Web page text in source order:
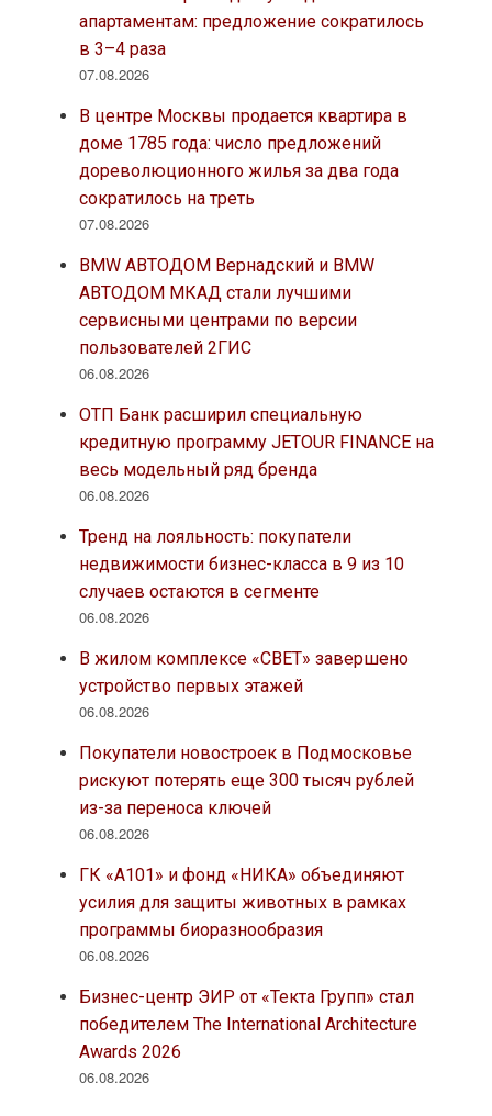
апартаментам: предложение сократилось
в 3–4 раза
07.08.2026
В центре Москвы продается квартира в
доме 1785 года: число предложений
дореволюционного жилья за два года
сократилось на треть
07.08.2026
BMW АВТОДОМ Вернадский и BMW
АВТОДОМ МКАД стали лучшими
сервисными центрами по версии
пользователей 2ГИС
06.08.2026
ОТП Банк расширил специальную
кредитную программу JETOUR FINANCE на
весь модельный ряд бренда
06.08.2026
Тренд на лояльность: покупатели
недвижимости бизнес-класса в 9 из 10
случаев остаются в сегменте
06.08.2026
В жилом комплексе «СВЕТ» завершено
устройство первых этажей
06.08.2026
Покупатели новостроек в Подмосковье
рискуют потерять еще 300 тысяч рублей
из-за переноса ключей
06.08.2026
ГК «А101» и фонд «НИКА» объединяют
усилия для защиты животных в рамках
программы биоразнообразия
06.08.2026
Бизнес-центр ЭИР от «Текта Групп» стал
победителем The International Architecture
Awards 2026
06.08.2026